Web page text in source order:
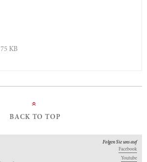
75 KB
»
BACK TO TOP
Folgen Sie uns auf
Facebook
Youtube